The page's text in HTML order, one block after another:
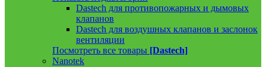
Dastech для противопожарных и дымовых
клапанов
Dastech для воздушных клапанов и заслонок
вентиляции
Посмотреть все товары [Dastech]
Nanotek